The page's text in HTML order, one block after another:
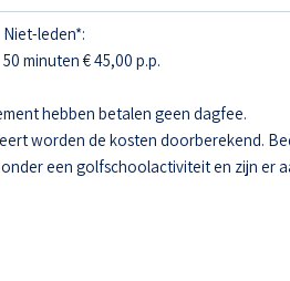
Niet-leden*:
50 minuten € 45,00 p.p.
hebben betalen geen dagfee.
worden de kosten doorberekend.
een golfschoolactiviteit en zijn er